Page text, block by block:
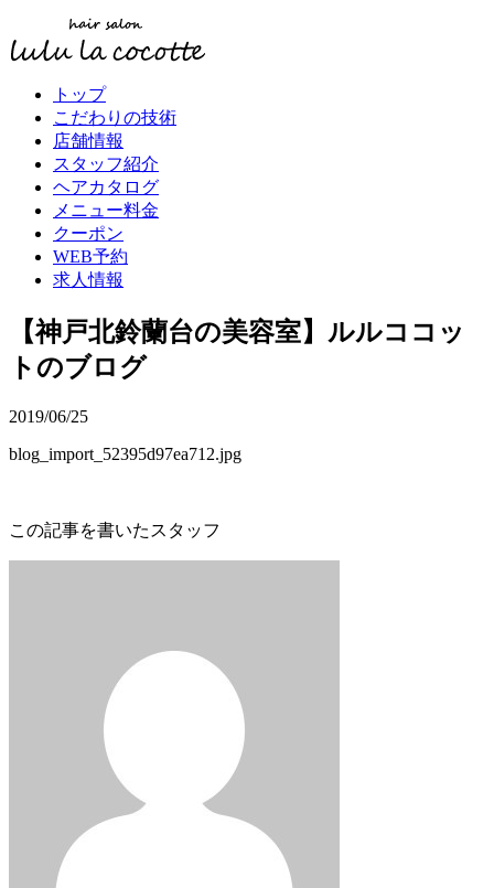
トップ
こだわりの技術
店舗情報
スタッフ紹介
ヘアカタログ
メニュー料金
クーポン
WEB予約
求人情報
【神戸北鈴蘭台の美容室】ルルココッ
トのブログ
2019/06/25
blog_import_52395d97ea712.jpg
この記事を書いたスタッフ